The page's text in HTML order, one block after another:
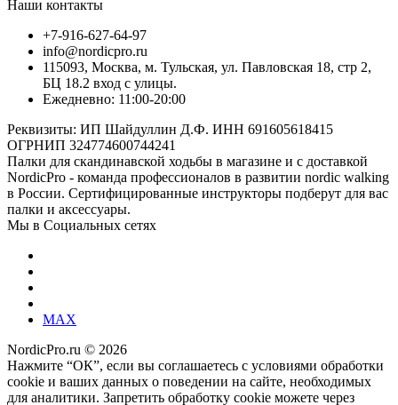
Наши контакты
+7-916-627-64-97
info@nordicpro.ru
115093, Москва, м. Тульская, ул. Павловская 18, стр 2,
БЦ 18.2 вход с улицы.
Ежедневно: 11:00-20:00
Реквизиты: ИП Шайдуллин Д.Ф. ИНН 691605618415
ОГРНИП 324774600744241
Палки для скандинавской ходьбы в магазине и с доставкой
NordicPro - команда профессионалов в развитии nordic walking
в России. Сертифицированные инструкторы подберут для вас
палки и аксессуары.
Мы в Социальных сетях
MAX
NordicPro.ru © 2026
Нажмите “ОК”, если вы соглашаетесь с условиями обработки
cookie и ваших данных о поведении на сайте, необходимых
для аналитики. Запретить обработку cookie можете через